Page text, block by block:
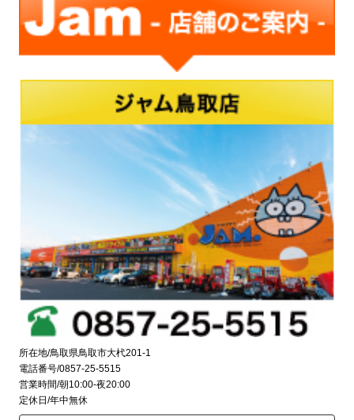
所在地/鳥取県鳥取市大杙201-1
電話番号/0857-25-5515
営業時間/朝10:00-夜20:00
定休日/年中無休